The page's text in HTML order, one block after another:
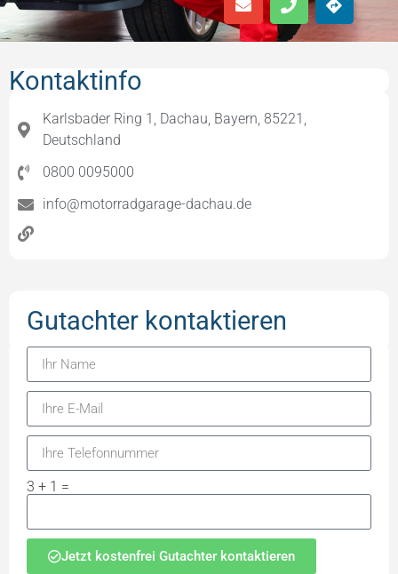
Kontaktinfo
Karlsbader Ring 1, Dachau, Bayern, 85221,
Deutschland
0800 0095000
info@motorradgarage-dachau.de
Gutachter kontaktieren
3 + 1 =
Jetzt kostenfrei Gutachter kontaktieren